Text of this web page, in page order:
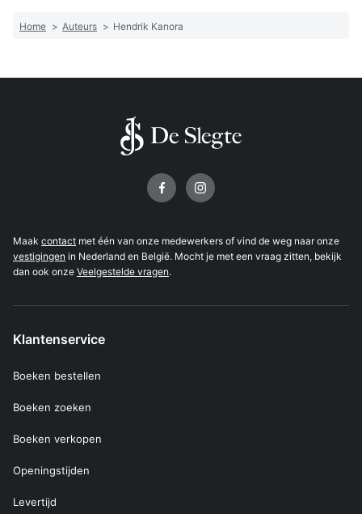
Home > Auteurs > Hendrik Kanora
Maak contact met één van onze medewerkers of vind de weg naar onze
vestigingen in Nederland en België. Mocht je met een vraag zitten, bekijk
dan ook onze Veelgestelde vragen.
Klantenservice
Boeken bestellen
Boeken zoeken
Boeken verkopen
Openingstijden
Levertijd